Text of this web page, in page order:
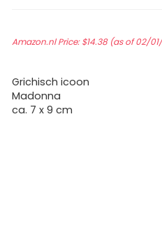
Amazon.nl Price:$14.38(as of 02/01/
Grichisch icoon
Madonna
ca. 7 x 9 cm